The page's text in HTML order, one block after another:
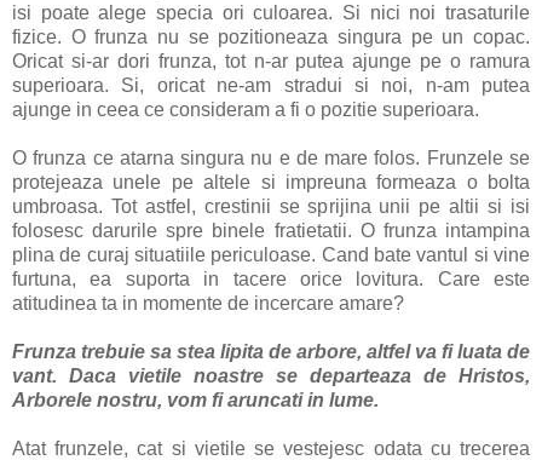
isi poate alege specia ori culoarea. Si nici noi trasaturile
fizice. O frunza nu se pozitioneaza singura pe un copac.
Oricat si-ar dori frunza, tot n-ar putea ajunge pe o ramura
superioara. Si, oricat ne-am stradui si noi, n-am putea
ajunge in ceea ce consideram a fi o pozitie superioara.
O frunza ce atarna singura nu e de mare folos. Frunzele se
protejeaza unele pe altele si impreuna formeaza o bolta
umbroasa. Tot astfel, crestinii se sprijina unii pe altii si isi
folosesc darurile spre binele fratietatii. O frunza intampina
plina de curaj situatiile periculoase. Cand bate vantul si vine
furtuna, ea suporta in tacere orice lovitura. Care este
atitudinea ta in momente de incercare amare?
Frunza trebuie sa stea lipita de arbore, altfel va fi luata de
vant. Daca vietile noastre se departeaza de Hristos,
Arborele nostru, vom fi aruncati in lume.
Atat frunzele, cat si vietile se vestejesc odata cu trecerea